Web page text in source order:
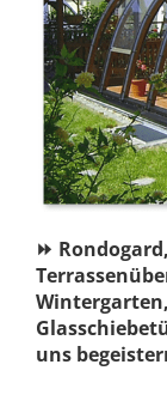
⏩
uns